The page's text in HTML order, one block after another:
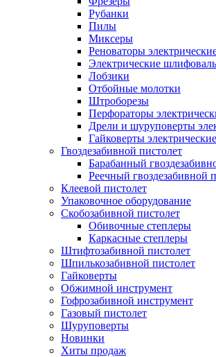
Рубанки
Пилы
Миксеры
Реноваторы
Электрические
Лобзики
Отбойные молотки
Штроборезы
Перфораторы
Дрели и шуруповерты
Гайковерты электрические
Гвоздезабивной пистолет
Барабанный
Реечный гвоздезабивной
Клеевой пистолет
Упаковочное оборудование
Скобозабивной пистолет
Обивочные степлеры
Каркасные степлеры
Штифтозабивной пистолет
Шпилькозабивной пистолет
Гайковерты
Обжимной инструмент
Гофрозабивной инструмент
Газовый пистолет
Шуруповерты
Новинки
Хиты продаж